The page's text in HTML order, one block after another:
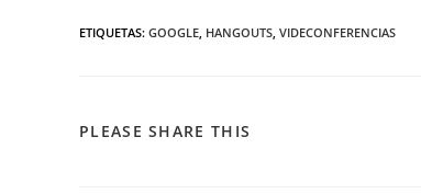
ETIQUETAS: GOOGLE, HANGOUTS, VIDECONFERENCIAS
PLEASE SHARE THIS